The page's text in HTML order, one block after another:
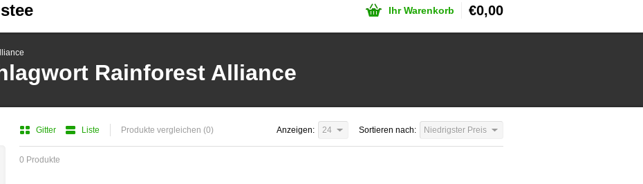
Ihr Warenkorb €0,00
Rainforest Alliance
Gitter Liste Produkte vergleichen (0) Sortieren nach: Niedrigster Preis
Anzeigen: 24
0 Produkte